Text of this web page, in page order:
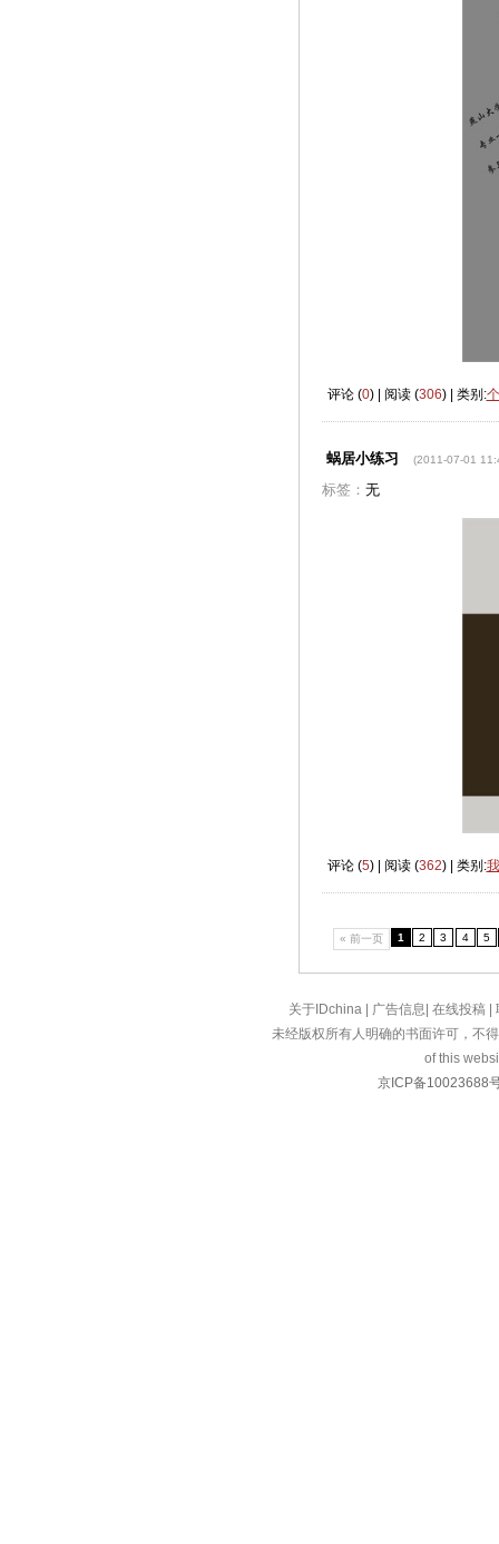
评论 (0) | 阅读 (306) | 类别:
蜗居小练习 (2011-07-01
标签： 无
评论 (5) | 阅读 (362) | 类别:
« 前一页 1 2 3 4 5
关于IDchina 广告信息 在线投稿
未经版权所有人明确的书面许可，不
of this
京ICP备10023688